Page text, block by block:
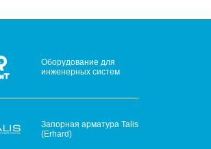
Оборудование для
инженерных систем
Запорная арматура Talis
(Erhard)